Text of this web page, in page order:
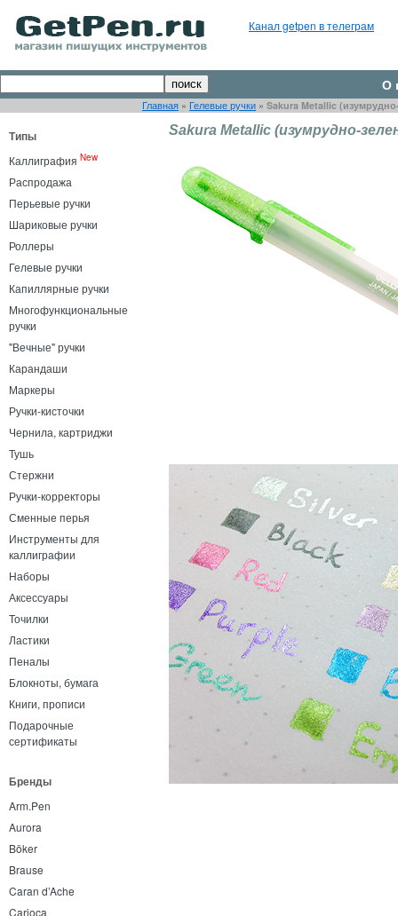
Канал getpen в телеграм
О
Главная » Гелевые ручки » Sakura Metallic
Типы
Каллиграфия New
Распродажа
Перьевые ручки
Шариковые ручки
Роллеры
Гелевые ручки
Капиллярные ручки
Многофункциональные
ручки
"Вечные" ручки
Карандаши
Маркеры
Ручки-кисточки
Чернила, картриджи
Тушь
Стержни
Ручки-корректоры
Сменные перья
Инструменты для
каллиграфии
Наборы
Аксессуары
Точилки
Ластики
Пеналы
Блокноты, бумага
Книги, прописи
Подарочные
сертификаты
Бренды
Arm.Pen
Aurora
Böker
Brause
Caran d’Ache
Carioca
Sakura Metallic (изумрудно-